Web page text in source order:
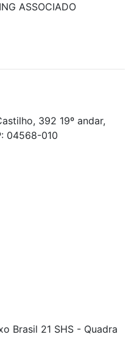
ASSOCIADO
392 19º andar,
04568-010
Brasil 21 SHS - Quadra